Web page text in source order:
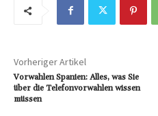
Vorheriger Artikel
Vorwahlen Spanien: Alles, was Sie
über die Telefonvorwahlen wissen
müssen